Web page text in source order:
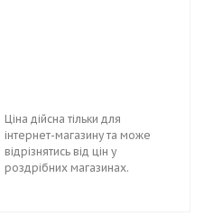
Ціна дійсна тільки для
інтернет-магазину та може
відрізнятись від цін у
роздрібних магазинах.